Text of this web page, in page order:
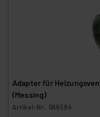
Adapter für
(Messing)
Artikel-Nr. 086584